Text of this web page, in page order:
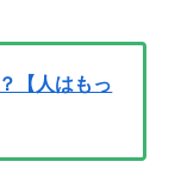
【人はもっ